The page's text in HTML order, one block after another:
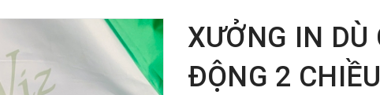
XƯỞNG IN DÙ
ĐỘNG 2